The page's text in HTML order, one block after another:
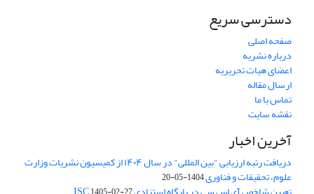
دسترسی سریع
صفحه اصلی
درباره نشریه
اعضای هیات تحریریه
ارسال مقاله
تماس با ما
نقشه سایت
آخرین اخبار
دریافت رتبه ارزیابی "بین المللی" در سال ۱۴۰۴ از کمیسیون نشریات وزارت
علوم، تحقیقات و فناوری1404-05-20